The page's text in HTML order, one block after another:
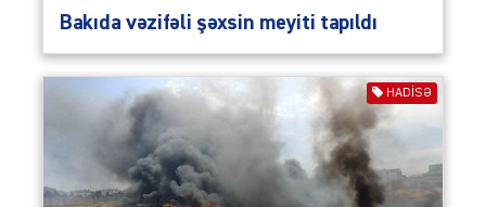
Bakıda vəzifəli şəxsin meyiti tapıldı
HADISƏ